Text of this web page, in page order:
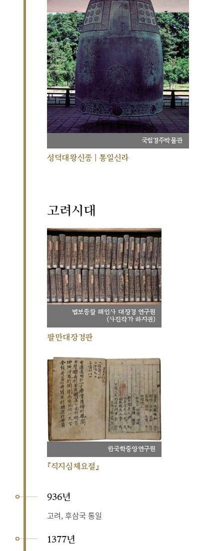
국립경주박물관
성덕대왕신종 | 통일신라
고려시대
법보종찰 해인사 대장경 연구원
(사진작가 하지권)
팔만대장경판
한국학중앙연구원
『직지심체요절』
936년
고려, 후삼국 통일
1377년